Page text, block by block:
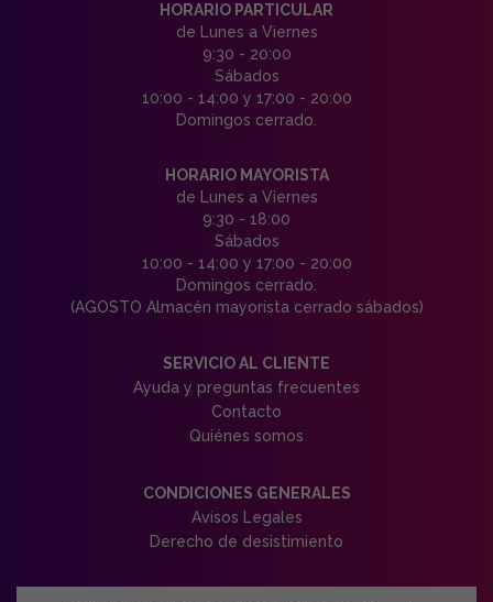
HORARIO PARTICULAR
de Lunes a Viernes
9:30 - 20:00
Sábados
10:00 - 14:00 y 17:00 - 20:00
Domingos cerrado.
HORARIO MAYORISTA
de Lunes a Viernes
9:30 - 18:00
Sábados
10:00 - 14:00 y 17:00 - 20:00
Domingos cerrado.
(AGOSTO Almacén mayorista cerrado sábados)
SERVICIO AL CLIENTE
Ayuda y preguntas frecuentes
Contacto
Quiénes somos
CONDICIONES GENERALES
Avisos Legales
Derecho de desistimiento